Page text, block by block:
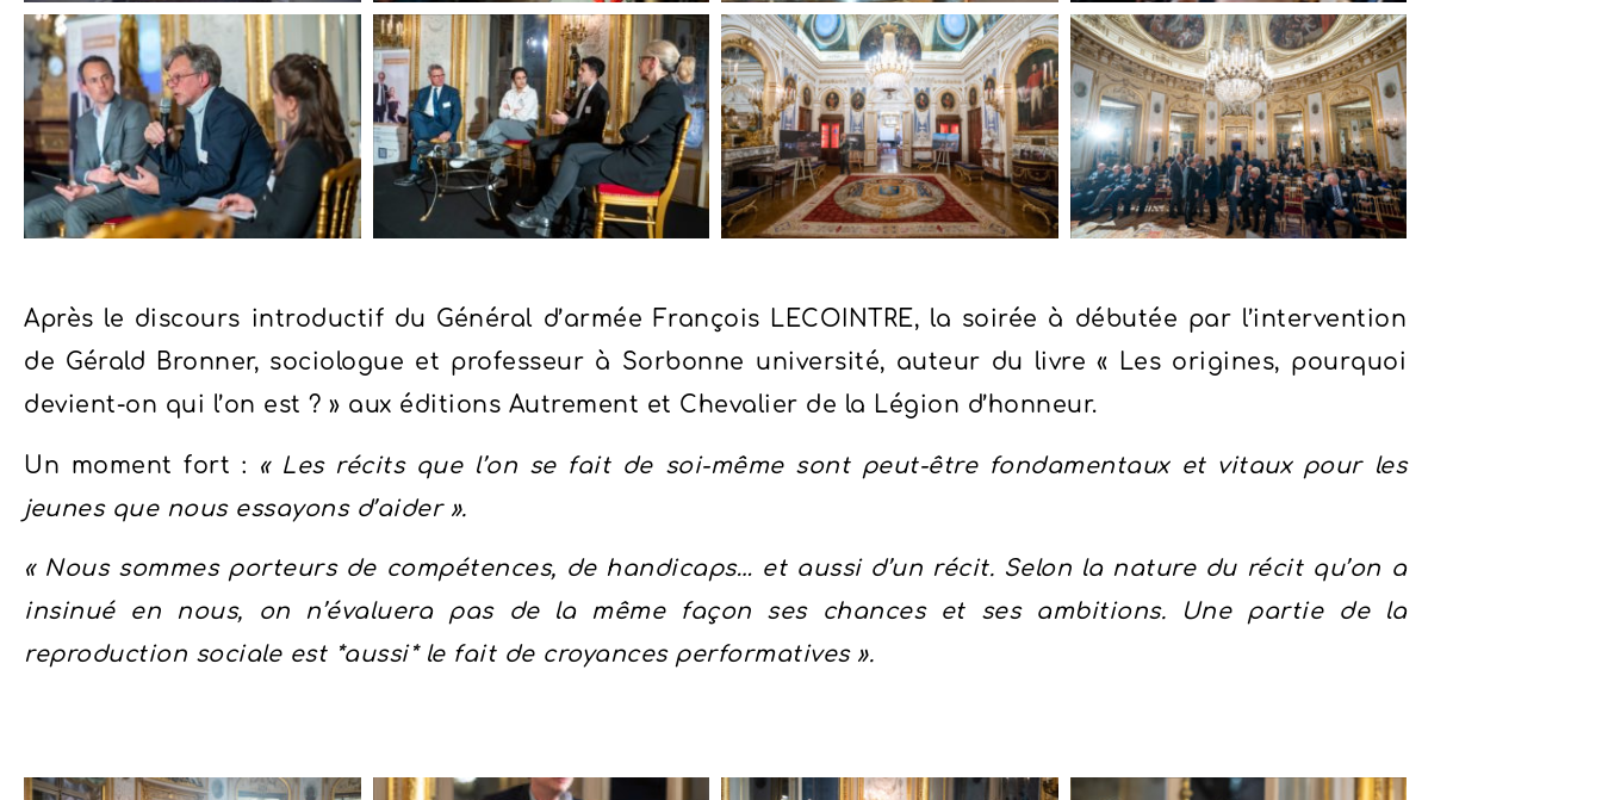
Après le discours introductif du Général d’armée François LECOINTRE, la soirée à débutée par l’intervention
de Gérald Bronner, sociologue et professeur à Sorbonne université, auteur du livre « Les origines, pourquoi
devient-on qui l’on est ? » aux éditions Autrement et Chevalier de la Légion d’honneur.
Un moment fort : « Les récits que l’on se fait de soi-même sont peut-être fondamentaux et vitaux pour les
jeunes que nous essayons d’aider ».
« Nous sommes porteurs de compétences, de handicaps… et aussi d’un récit. Selon la nature du récit qu’on a
insinué en nous, on n’évaluera pas de la même façon ses chances et ses ambitions. Une partie de la
reproduction sociale est *aussi* le fait de croyances performatives ».